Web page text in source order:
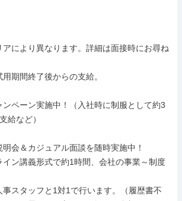
により異なります。詳細は面接時にお尋ね
期間終了後からの支給。
ペーン実施中！（入社時に制服として約3
給など）
会＆カジュアル面談を随時実施中！
ン講義形式で約1時間、会社の事業～制度
事スタッフと1対1で行います。（履歴書不